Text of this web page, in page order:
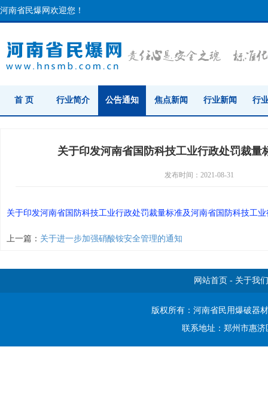
河南省民爆网欢迎您！
首 页 行业简介 公告通知 焦点新闻 行业新闻 行
关于印发河南省国防科技工业行政处罚裁
发布时间：2021-08-31
关于印发河南省国防科技工业行政处罚裁量标准及河南省国防科技工
上一篇： 关于进一步加强硝酸铵安全管理的通知
网站首页 - 关于我们
版权所有：河南省民用爆破器
联系地址：郑州市惠